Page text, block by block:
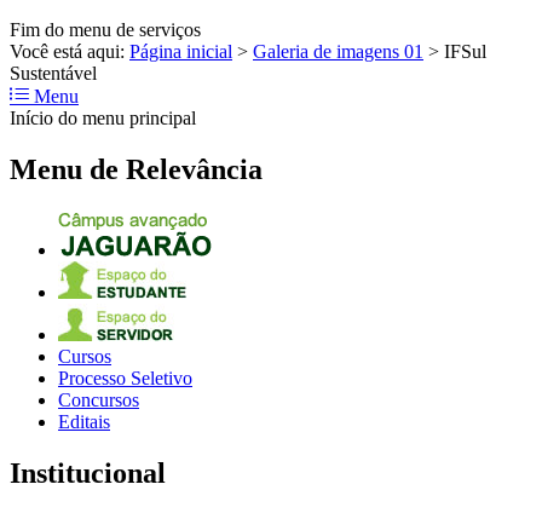
Fim do menu de serviços
Você está aqui: Página inicial > Galeria de imagens 01 > IFSul
Sustentável
Menu
Início do menu principal
Menu de Relevância
Cursos
Processo Seletivo
Concursos
Editais
Institucional